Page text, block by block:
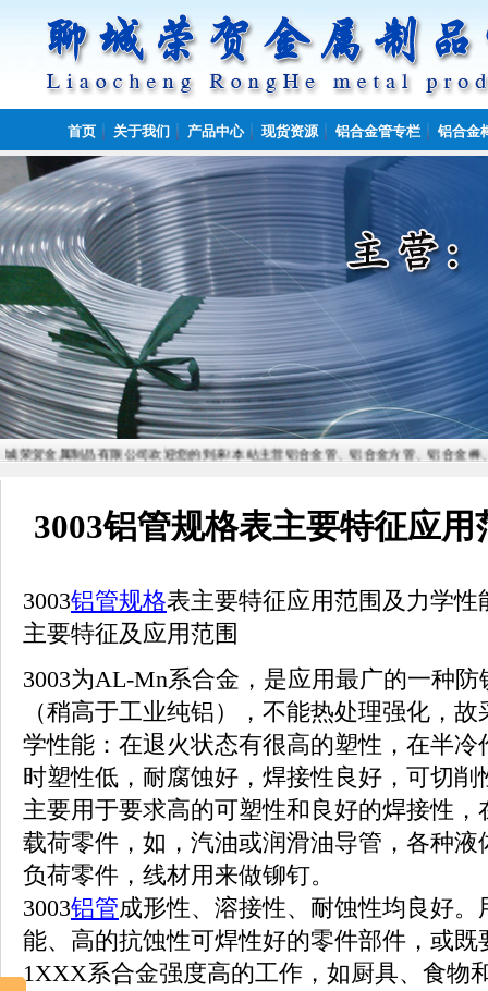
首页 关于我们 产品中心 现货资源 铝合金管专栏 铝合金
聊城荣贺金属制品有限公司欢迎您的到来!本站主营铝合金管、铝合金方管、铝合金
3003铝管规格表主要特征应
3003铝管规格表主要特征应用范围及力学性
主要特征及应用范围
3003为AL-Mn系合金，是应用最广的一种
（稍高于工业纯铝），不能热处理强化，
学性能：在退火状态有很高的塑性，在半
时塑性低，耐腐蚀好，焊接性良好，可切削
主要用于要求高的可塑性和良好的焊接性
载荷零件，如，汽油或润滑油导管，各种
负荷零件，线材用来做铆钉。
3003铝管成形性、溶接性、耐蚀性均良好
能、高的抗蚀性可焊性好的零件部件，或
1XXX系合金强度高的工作，如厨具、食物